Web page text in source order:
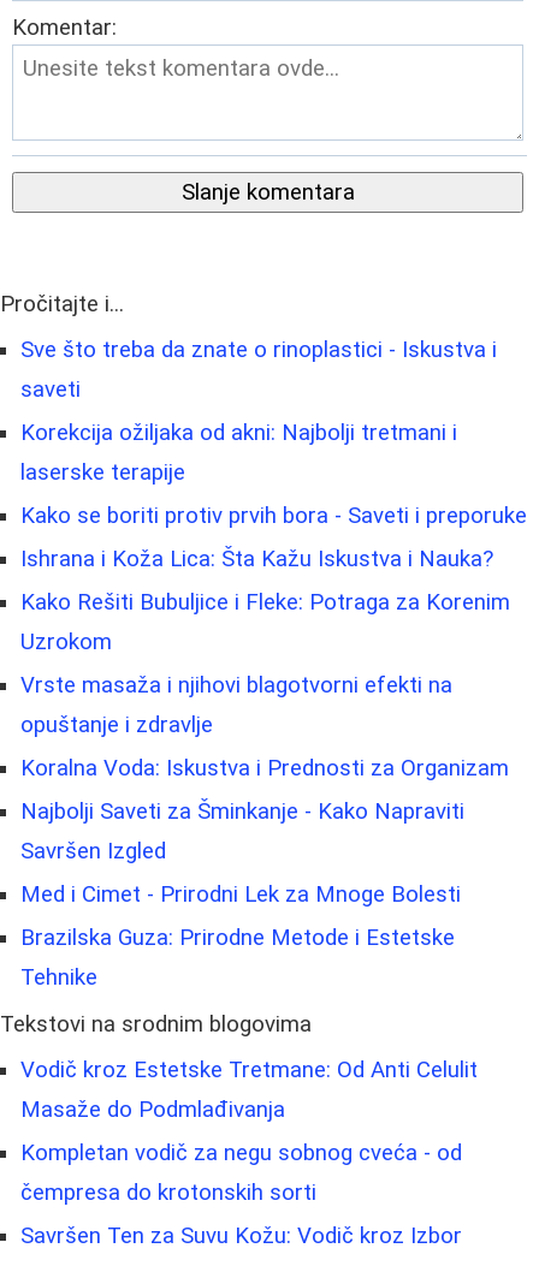
Komentar:
Slanje komentara
Pročitajte i...
Sve što treba da znate o rinoplastici - Iskustva i
saveti
Korekcija ožiljaka od akni: Najbolji tretmani i
laserske terapije
Kako se boriti protiv prvih bora - Saveti i preporuke
Ishrana i Koža Lica: Šta Kažu Iskustva i Nauka?
Kako Rešiti Bubuljice i Fleke: Potraga za Korenim
Uzrokom
Vrste masaža i njihovi blagotvorni efekti na
opuštanje i zdravlje
Koralna Voda: Iskustva i Prednosti za Organizam
Najbolji Saveti za Šminkanje - Kako Napraviti
Savršen Izgled
Med i Cimet - Prirodni Lek za Mnoge Bolesti
Brazilska Guza: Prirodne Metode i Estetske
Tehnike
Tekstovi na srodnim blogovima
Vodič kroz Estetske Tretmane: Od Anti Celulit
Masaže do Podmlađivanja
Kompletan vodič za negu sobnog cveća - od
čempresa do krotonskih sorti
Savršen Ten za Suvu Kožu: Vodič kroz Izbor